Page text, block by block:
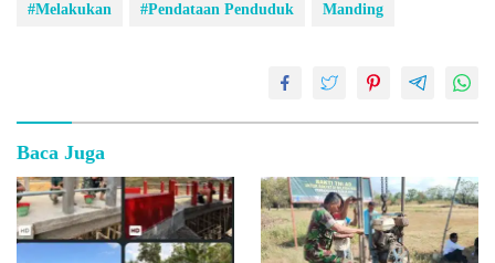
#Melakukan #Pendataan Penduduk Manding
Baca Juga